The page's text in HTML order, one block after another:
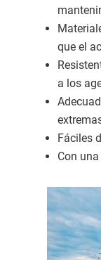
que el
a los
Fáciles
Con